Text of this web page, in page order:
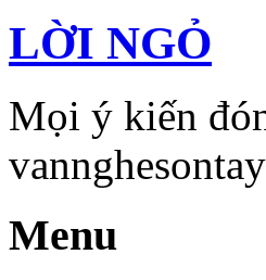
LỜI NGỎ
Mọi ý kiến
Menu